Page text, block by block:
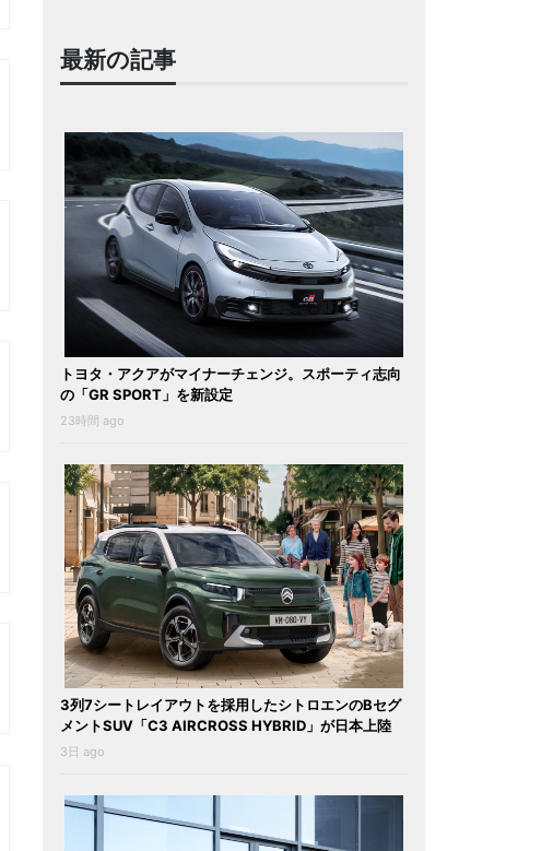
最新の記事
トヨタ・アクアがマイナーチェンジ。スポーティ志向
の「GR SPORT」を新設定
23時間 ago
3列7シートレイアウトを採用したシトロエンのBセグ
メントSUV「C3 AIRCROSS HYBRID」が日本上陸
3日 ago